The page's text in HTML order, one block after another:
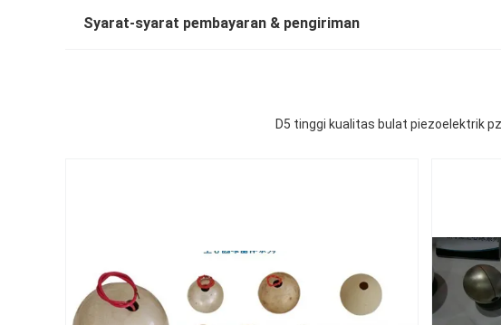
Syarat-syarat pembayaran & pengiriman
D5 tinggi kualitas bulat piezoelektrik